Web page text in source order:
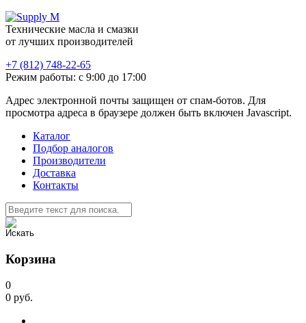
Технические масла и смазки
от лучших производителей
+7 (812) 748-22-65
Режим работы: с 9:00 до 17:00
Адрес электронной почты защищен от спам-ботов. Для
просмотра адреса в браузере должен быть включен Javascript.
Каталог
Подбор аналогов
Производители
Доставка
Контакты
Корзина
0
0 руб.